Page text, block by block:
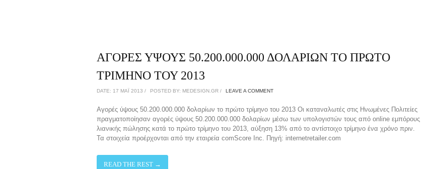
ΑΓΟΡΕΣ ΥΨΟΥΣ 50.200.000.000 ΔΟΛΑΡΙΩΝ ΤΟ ΠΡΩΤΟ
ΤΡΙΜΗΝΟ ΤΟΥ 2013
DATE: 17 ΜΑΪ́ 2013 / POSTED BY: MEDESIGN.GR / LEAVE A COMMENT
Αγορές ύψους 50.200.000.000 δολαρίων το πρώτο τρίμηνο του 2013 Οι καταναλωτές στις Ηνωμένες Πολιτείες
πραγματοποίησαν αγορές ύψους 50.200.000.000 δολαρίων μέσω των υπολογιστών τους από online εμπόρους
λιανικής πώλησης κατά το πρώτο τρίμηνο του 2013, αύξηση 13% από το αντίστοιχο τρίμηνο ένα χρόνο πριν.
Τα στοιχεία προέρχονται από την εταιρεία comScore Inc. Πηγή: internetretailer.com
READ THE REST →